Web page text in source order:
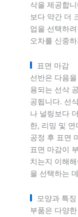
삭을 제공합
보다 약간 더
업을 선택하
오차를 신중
표면 마감
선반은 다음
용되는 선삭
공됩니다. 선
나 널링보다
한, 리밍 및
공정 후 표면
표면 마감이
치는지 이해
을 선택하는
모양과 특징
부품은 다양